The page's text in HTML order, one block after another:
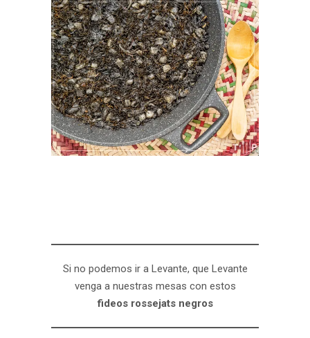
Si no podemos ir a Levante, que Levante
venga a nuestras mesas con estos
fideos rossejats negros